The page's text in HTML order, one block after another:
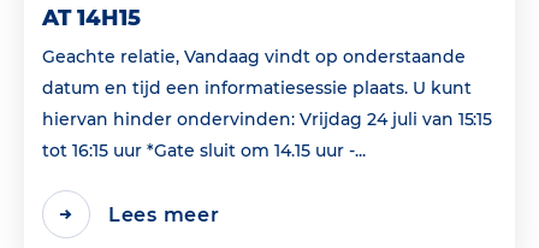
AT 14H15
Geachte relatie, Vandaag vindt op onderstaande
datum en tijd een informatiesessie plaats. U kunt
hiervan hinder ondervinden: Vrijdag 24 juli van 15:15
tot 16:15 uur *Gate sluit om 14.15 uur -...
Lees meer